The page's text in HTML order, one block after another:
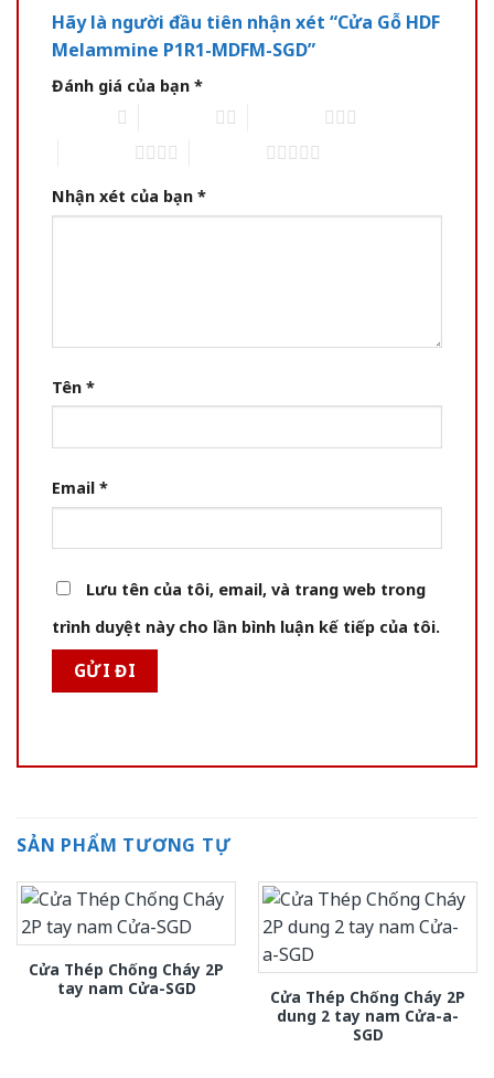
Hãy là người đầu tiên nhận xét “Cửa Gỗ HDF
Melammine P1R1-MDFM-SGD”
Đánh giá của bạn *
Nhận xét của bạn *
Tên *
Email *
Lưu tên của tôi, email, và trang web trong
trình duyệt này cho lần bình luận kế tiếp của tôi.
SẢN PHẨM TƯƠNG TỰ
Cửa Thép Chống Cháy 2P
tay nam Cửa-SGD
Cửa Thép Chống Cháy 2P
dung 2 tay nam Cửa-a-
SGD